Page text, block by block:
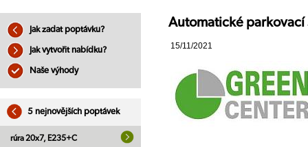
Jak zadat poptávku?
Jak vytvořit nabídku?
Naše výhody
5 nejnovějších poptávek
rúra 20x7, E235+C
Automatické parkovací
15/11/2021